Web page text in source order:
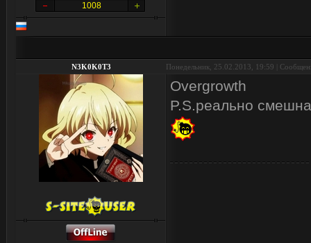
1008
N3K0K0T3 Понедельник, 25.02.2013, 19:59 |
Overgrowth
P.S.реально